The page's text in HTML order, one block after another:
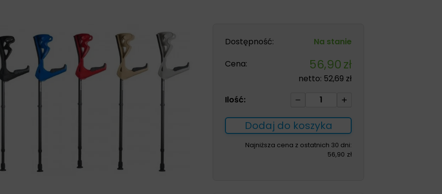
Dostępność:
Na stanie
Cena:
56,90zł
netto: 52,69 zł
Ilość:
ilość
łokciowa
OPTI-
COMFORT
Dodaj do koszyka
Najniższa cena z ostatnich 30 dni:
56,90 zł